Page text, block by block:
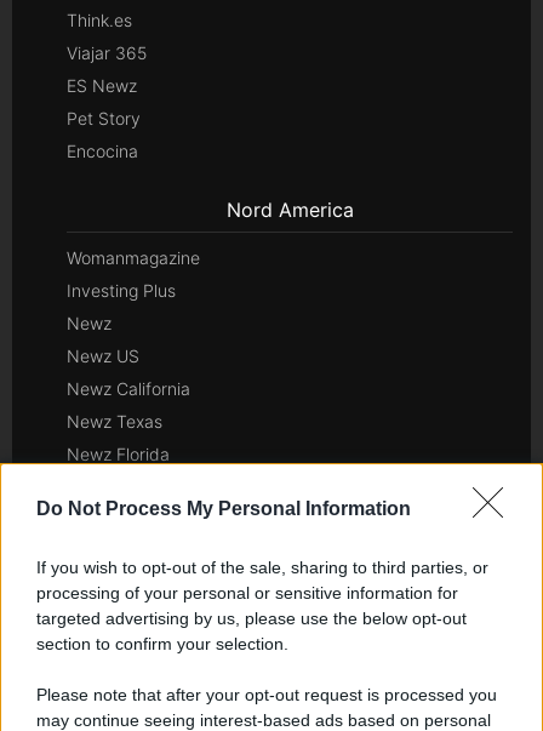
Do Not Process My Personal Information
If you wish to opt-out of the sale, sharing to third parties, or
processing of your personal or sensitive information for
targeted advertising by us, please use the below opt-out
section to confirm your selection.
Please note that after your opt-out request is processed you
may continue seeing interest-based ads based on personal
Think.es
Viajar 365
ES Newz
Pet Story
Encocina
Nord America
Womanmagazine
Investing Plus
Newz
Newz US
Newz California
Newz Texas
Newz Florida
Newz Pennsylvania
Newz Ohio
Gameland
Hig Tech Mag
Lgbtqia News